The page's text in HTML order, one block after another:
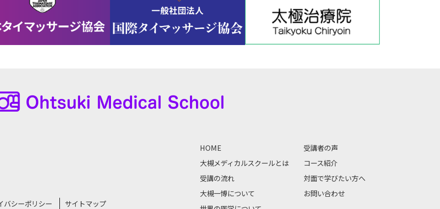
バシーポリシー サイトマップ
HOME
大槻メディカルスクールとは
受講の流れ
大槻一博について
受講者の声
コース紹介
対面で学びたい方へ
お問い合わせ